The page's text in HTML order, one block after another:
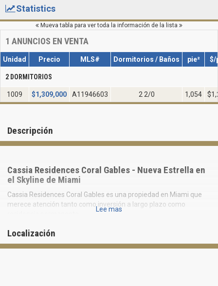
Statistics
Mueva tabla para ver toda la información de la lista
1 ANUNCIOS EN VENTA
Unidad Precio MLS# Dormitorios / Baños pie² $/
2 DORMITORIOS
1009 $1,309,000 A11946603 2 2/0 1,054
Descripción
Cassia Residences Coral Gables - Nueva Estrella en
el Skyline de Miami
Cassia Residences Coral Gables es una propiedad en Miami que
merece atención tanto como inversión a largo plazo como
El condominio está ubicado en una zona prestigiosa y altamente
segura de Miami, donde está prohibida la construcción de
rascacielos, lo que crea un ambiente de confort doméstico de
Lee mas
Localización